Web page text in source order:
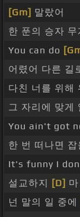
[Gm] 말랐어
한 푼의 승자 무
You can do
어렸어 다른 길
다친 너를 위해
그 자리에 맞게
You ain't got
한 번 떠나면 잡
It's funny I
설교하지
[D]
넌 말의 일 중에